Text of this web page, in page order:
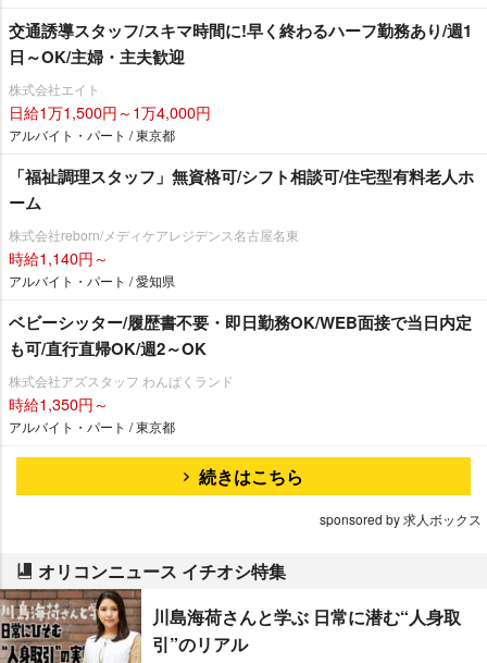
交通誘導スタッフ/スキマ時間に!早く終わるハーフ勤務あり/週1
日～OK/主婦・主夫歓迎
株式会社エイト
日給1万1,500円～1万4,000円
アルバイト・パート / 東京都
「福祉調理スタッフ」無資格可/シフト相談可/住宅型有料老人ホ
ーム
株式会社reborn/メディケアレジデンス名古屋名東
時給1,140円～
アルバイト・パート / 愛知県
ベビーシッター/履歴書不要・即日勤務OK/WEB面接で当日内定
も可/直行直帰OK/週2～OK
株式会社アズスタッフ わんぱくランド
時給1,350円～
アルバイト・パート / 東京都
続きはこちら
sponsored by 求人ボックス
オリコンニュース イチオシ特集
川島海荷さんと学ぶ 日常に潜む“人身取
引”のリアル